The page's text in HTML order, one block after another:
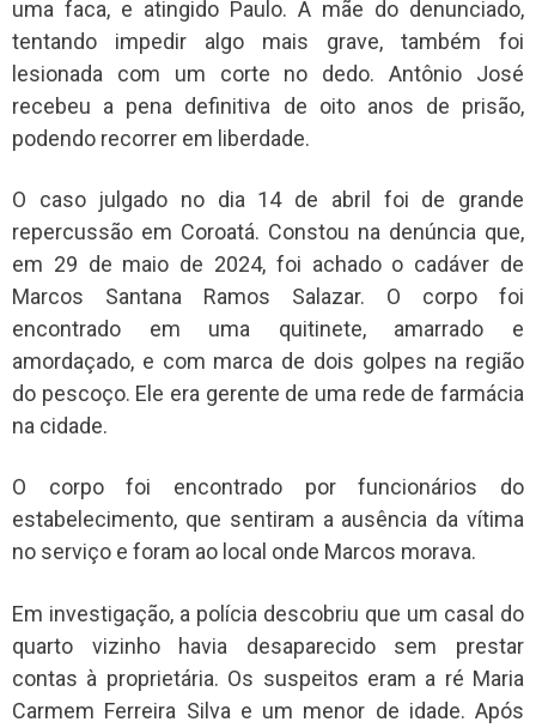
uma faca, e atingido Paulo. A mãe do denunciado,
tentando impedir algo mais grave, também foi
lesionada com um corte no dedo. Antônio José
recebeu a pena definitiva de oito anos de prisão,
podendo recorrer em liberdade.
O caso julgado no dia 14 de abril foi de grande
repercussão em Coroatá. Constou na denúncia que,
em 29 de maio de 2024, foi achado o cadáver de
Marcos Santana Ramos Salazar. O corpo foi
encontrado em uma quitinete, amarrado e
amordaçado, e com marca de dois golpes na região
do pescoço. Ele era gerente de uma rede de farmácia
na cidade.
O corpo foi encontrado por funcionários do
estabelecimento, que sentiram a ausência da vítima
no serviço e foram ao local onde Marcos morava.
Em investigação, a polícia descobriu que um casal do
quarto vizinho havia desaparecido sem prestar
contas à proprietária. Os suspeitos eram a ré Maria
Carmem Ferreira Silva e um menor de idade. Após